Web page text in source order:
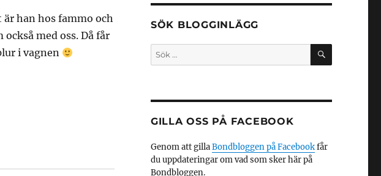
han hos fammo och
med oss. Då får
i vagnen
SÖK BLOGGINLÄGG
Sök
efter:
SÖK
GILLA OSS PÅ FACEBOOK
Genom att gillaBondbloggen på Facebookfår
du uppdateringar om vad som sker här på
Bondbloggen.